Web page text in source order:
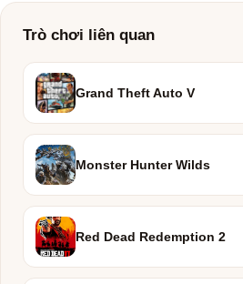
Trò chơi liên quan
Grand Theft Auto V
Monster Hunter Wilds
Red Dead Redemption 2